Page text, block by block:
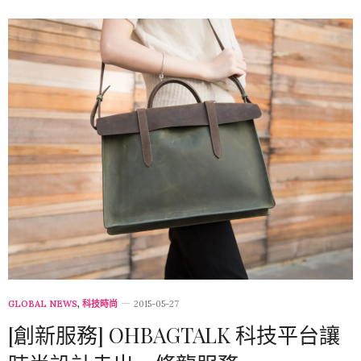
GLOBAL NEWS, 科技時尚 2015-05-27
[創新服務] OHBAGTALK 科技平台讓